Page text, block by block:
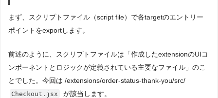
まず、スクリプトファイル（script file）で各targetのエントリー
ポイントをexportします。
前述のように、スクリプトファイルは「作成したextensionのUIコ
ンポーネントとロジックが定義されている主要なファイル」のこ
とでした。今回は /extensions/order-status-thank-you/src/
Checkout.jsx が該当します。